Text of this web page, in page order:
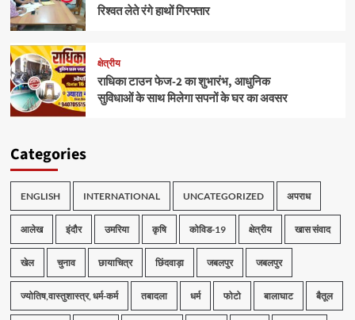
रिश्वत लेते रंगे हाथों गिरफ्तार
क्षेत्रीय
राधिका टाउन फेज-2 का शुभारंभ, आधुनिक
सुविधाओं के साथ मिलेगा सपनों के घर का अवसर
Categories
ENGLISH INTERNATIONAL UNCATEGORIZED अपराध
आलेख इंदौर उमरिया कृषि कोविड-19 क्षेत्रीय खास संवाद
खेल चुनाव छायाचित्र छिंदवाड़ा जबलपुर जबलपुर
ज्योतिष,वास्तुशास्त्र, धर्म-कर्म तबादला धर्म फोटो बालाघाट बैतूल